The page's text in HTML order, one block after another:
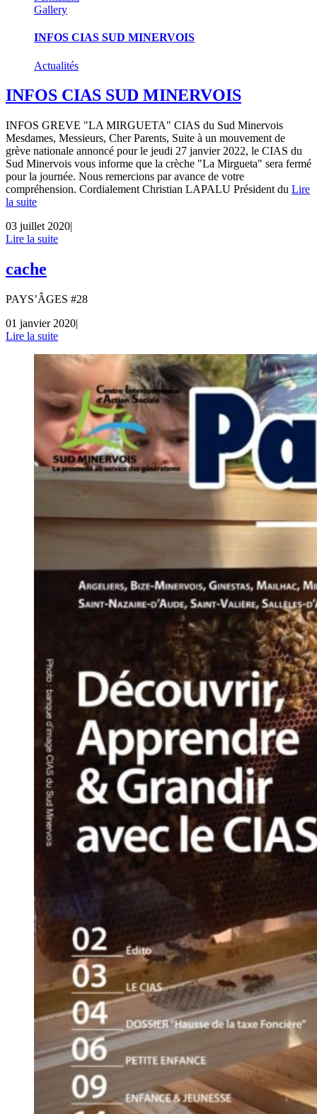
Gallery
INFOS CIAS SUD MINERVOIS
Actualités
INFOS CIAS SUD MINERVOIS
INFOS GREVE "LA MIRGUETA" CIAS du Sud Minervois
Mesdames, Messieurs, Cher Parents, Suite à un mouvement de
grève nationale annoncé pour le jeudi 27 janvier 2022, le CIAS du
Sud Minervois vous informe que la crèche "La Mirgueta" sera fermé
pour la journée. Nous remercions par avance de votre
compréhension. Cordialement Christian LAPALU Président du Lire
la suite
03 juillet 2020|
Lire la suite
cache
PAYS’ÂGES #28
01 janvier 2020|
Lire la suite